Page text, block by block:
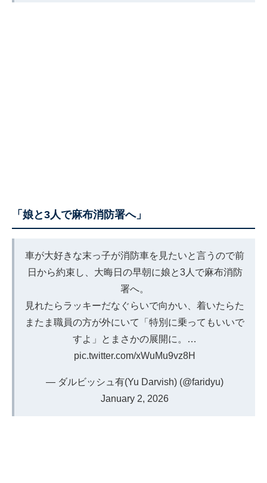
「娘と3人で麻布消防署へ」
車が大好きな末っ子が消防車を見たいと言うので前
日から約束し、大晦日の早朝に娘と3人で麻布消防
署へ。
見れたらラッキーだなぐらいで向かい、着いたらた
またま職員の方が外にいて「特別に乗ってもいいで
すよ」とまさかの展開に。…
pic.twitter.com/xWuMu9vz8H
— ダルビッシュ有(Yu Darvish) (@faridyu)
January 2, 2026